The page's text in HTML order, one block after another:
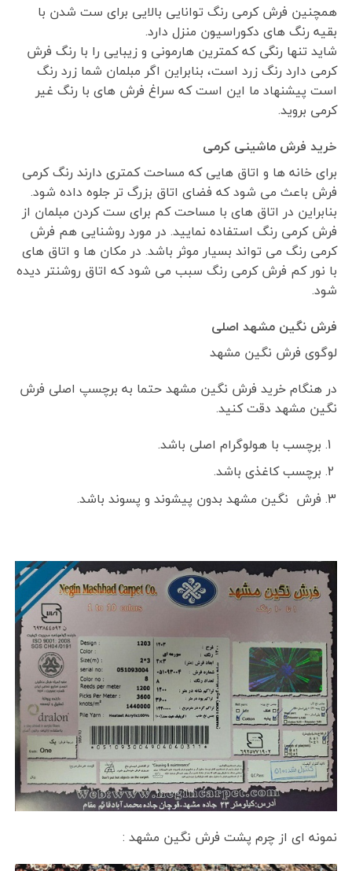
همچنین فرش کرمی رنگ توانایی بالایی برای ست شدن با
بقیه رنگ های دکوراسیون منزل دارد.
شاید تنها رنگی که کمترین هارمونی و زیبایی را با رنگ فرش
کرمی دارد رنگ زرد است، بنابراین اگر مبلمان شما زرد رنگ
است پیشنهاد ما این است که سراغ فرش های با رنگ غیر
کرمی بروید.
خرید فرش ماشینی کرمی
برای خانه ها و اتاق هایی که مساحت کمتری دارند رنگ کرمی
فرش باعث می شود که فضای اتاق بزرگ تر جلوه داده شود.
بنابراین در اتاق های با مساحت کم برای ست کردن مبلمان از
فرش کرمی رنگ استفاده نمایید. در مورد روشنایی هم فرش
کرمی رنگ می تواند بسیار موثر باشد. در مکان ها و اتاق های
با نور کم فرش کرمی رنگ سبب می شود که اتاق روشنتر دیده
شود.
فرش نگین مشهد اصلی
لوگوی فرش نگین مشهد
در هنگام خرید فرش نگین مشهد حتما به برچسپ اصلی فرش
نگین مشهد دقت کنید.
برچسب با هولوگرام اصلی باشد.
برچسب کاغذی باشد.
فرش نگین مشهد بدون پیشوند و پسوند باشد.
نمونه ای از چرم پشت فرش نگین مشهد :